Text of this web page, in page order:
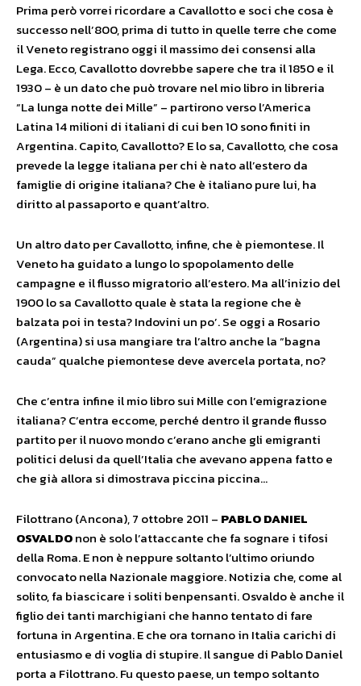
Prima però vorrei ricordare a Cavallotto e soci che cosa è
successo nell’800, prima di tutto in quelle terre che come
il Veneto registrano oggi il massimo dei consensi alla
Lega. Ecco, Cavallotto dovrebbe sapere che tra il 1850 e il
1930 – è un dato che può trovare nel mio libro in libreria
“La lunga notte dei Mille” – partirono verso l’America
Latina 14 milioni di italiani di cui ben 10 sono finiti in
Argentina. Capito, Cavallotto? E lo sa, Cavallotto, che cosa
prevede la legge italiana per chi è nato all’estero da
famiglie di origine italiana? Che è italiano pure lui, ha
diritto al passaporto e quant’altro.
Un altro dato per Cavallotto, infine, che è piemontese. Il
Veneto ha guidato a lungo lo spopolamento delle
campagne e il flusso migratorio all’estero. Ma all’inizio del
1900 lo sa Cavallotto quale è stata la regione che è
balzata poi in testa? Indovini un po’. Se oggi a Rosario
(Argentina) si usa mangiare tra l’altro anche la “bagna
cauda” qualche piemontese deve avercela portata, no?
Che c’entra infine il mio libro sui Mille con l’emigrazione
italiana? C’entra eccome, perché dentro il grande flusso
partito per il nuovo mondo c’erano anche gli emigranti
politici delusi da quell’Italia che avevano appena fatto e
che già allora si dimostrava piccina piccina…
Filottrano (Ancona), 7 ottobre 2011 – PABLO DANIEL
OSVALDOnon è solo l’attaccante che fa sognare i tifosi
della Roma. E non è neppure soltanto l’ultimo oriundo
convocato nella Nazionale maggiore. Notizia che, come al
solito, fa biascicare i soliti benpensanti. Osvaldo è anche il
figlio dei tanti marchigiani che hanno tentato di fare
fortuna in Argentina. E che ora tornano in Italia carichi di
entusiasmo e di voglia di stupire. Il sangue di Pablo Daniel
porta a Filottrano. Fu questo paese, un tempo soltanto